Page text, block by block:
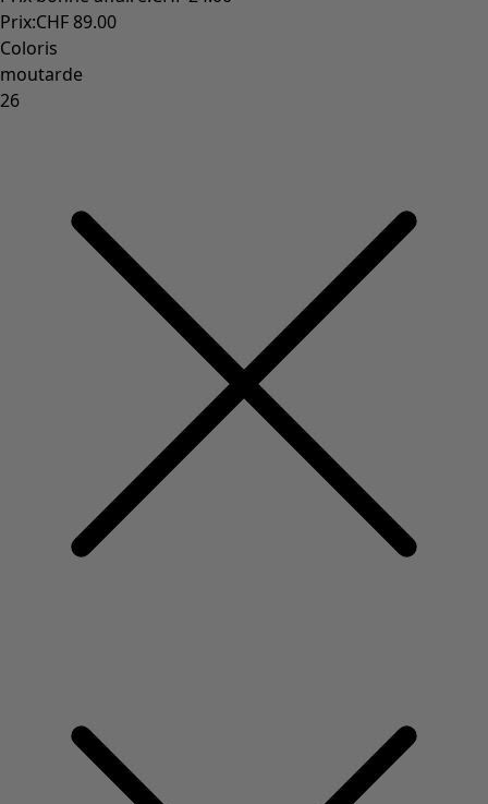
Prix:CHF 89.00
Coloris
moutarde
26